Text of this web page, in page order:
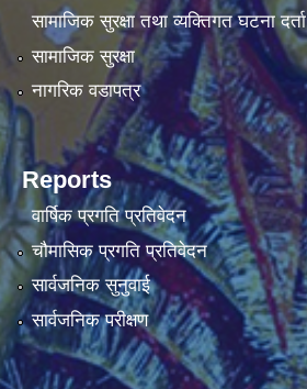
सामाजिक सुरक्षा तथा व्यक्तिगत घटना दर्ता
सामाजिक सुरक्षा
नागरिक वडापत्र
Reports
वार्षिक प्रगति प्रतिवेदन
चौमासिक प्रगति प्रतिवेदन
सार्वजनिक सुनुवाई
सार्वजनिक परीक्षण